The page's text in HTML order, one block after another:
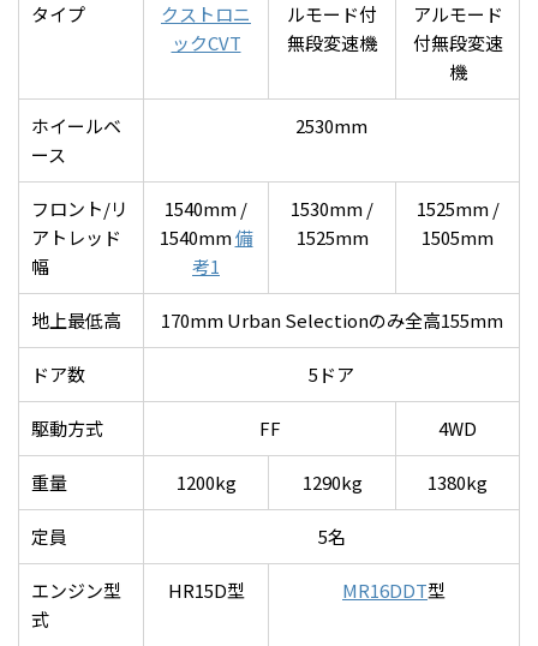
タイプ
クストロニ
ックCVT
ルモード付
無段変速機
アルモード
付無段変速
機
ホイールベ
ース
2530mm
フロント/リ
アトレッド
幅
1540mm /
1540mm備
考1
1530mm /
1525mm
1525mm /
1505mm
地上最低高 170mm Urban Selectionのみ全高155mm
ドア数 5ドア
駆動方式 FF 4WD
重量 1200kg 1290kg 1380kg
定員 5名
エンジン型
式
HR15D型 MR16DDT型